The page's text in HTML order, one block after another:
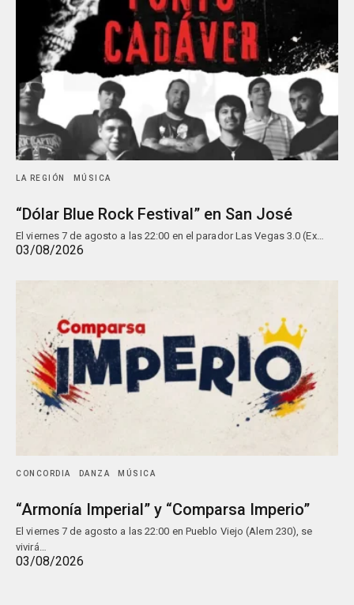
LA REGIÓN MÚSICA
“Dólar Blue Rock Festival” en San José
El viernes 7 de agosto a las 22:00 en el parador Las Vegas 3.0 (Ex…
03/08/2026
CONCORDIA DANZA MÚSICA
“Armonía Imperial” y “Comparsa Imperio”
El viernes 7 de agosto a las 22:00 en Pueblo Viejo (Alem 230), se
vivirá…
03/08/2026